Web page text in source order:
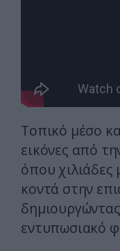
Τοπικό μέσο
εικόνες από
όπου χιλιάδες
κοντά στην
εντυπωσιακό